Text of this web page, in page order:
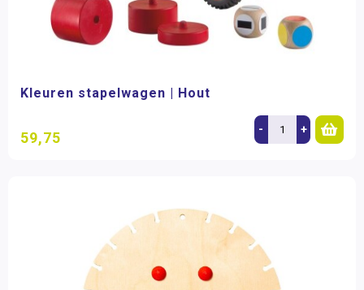
Kleuren stapelwagen | Hout
59,75 - +